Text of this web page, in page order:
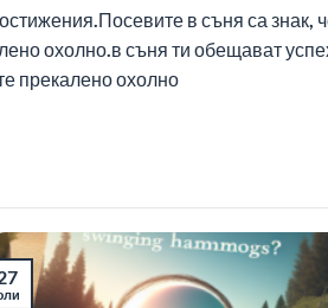
в съня са
охолно.в съня ти обещават
прекалено охолно